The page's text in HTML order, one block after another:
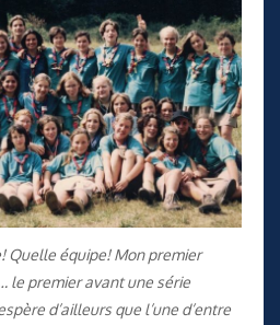
Quelle équipe! Mon premier
le premier avant une série
d’ailleurs que l’une d’entre